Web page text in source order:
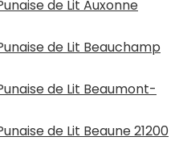
de Lit Auxonne
de Lit Beauchamp
de Lit Beaumont-
de Lit Beaune 21200